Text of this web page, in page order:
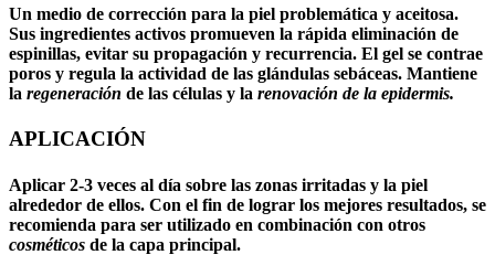
Un medio de corrección para la piel problemática y aceitosa.
Sus ingredientes activos promueven la rápida eliminación de
espinillas, evitar su propagación y recurrencia. El gel se contrae
poros y regula la actividad de las glándulas sebáceas. Mantiene
la regeneración de las células y la renovación de la epidermis.
APLICACIÓN
Aplicar 2-3 veces al día sobre las zonas irritadas y la piel
alrededor de ellos. Con el fin de lograr los mejores resultados, se
recomienda para ser utilizado en combinación con otros
cosméticos de la capa principal.